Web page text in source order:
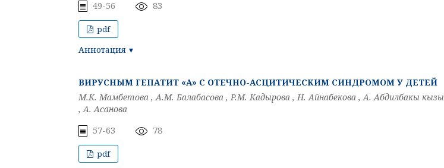
49-56 83
pdf
Аннотация
ВИРУСНЫМ ГЕПАТИТ «А» С ОТЕЧНО-АСЦИТИЧЕСКИМ СИНДРОМОМ У ДЕТЕЙ
М.К. Мамбетова , А.М. Балабасова , P.M. Кадырова , Н. Айнабекова , А. Абдилбакы кызы
, А. Асанова
57-63 78
pdf